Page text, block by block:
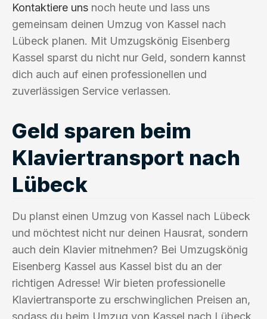
Kontaktiere uns noch heute und lass uns
gemeinsam deinen Umzug von Kassel nach
Lübeck planen. Mit Umzugskönig Eisenberg
Kassel sparst du nicht nur Geld, sondern kannst
dich auch auf einen professionellen und
zuverlässigen Service verlassen.
Geld sparen beim
Klaviertransport nach
Lübeck
Du planst einen Umzug von Kassel nach Lübeck
und möchtest nicht nur deinen Hausrat, sondern
auch dein Klavier mitnehmen? Bei Umzugskönig
Eisenberg Kassel aus Kassel bist du an der
richtigen Adresse! Wir bieten professionelle
Klaviertransporte zu erschwinglichen Preisen an,
sodass du beim Umzug von Kassel nach Lübeck